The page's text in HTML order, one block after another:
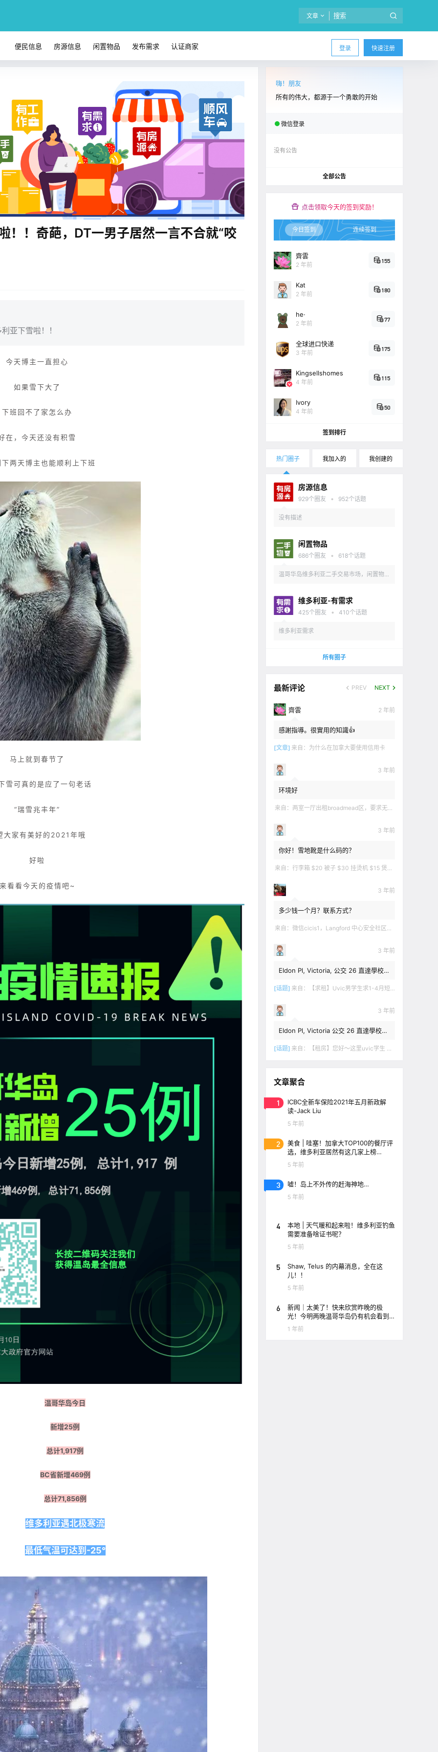
文章
登录 快速注册
便民信息 房源信息 闲置物品 发布需求 认证商家
！！奇葩，DT一男子居然一言不合就“咬
亚下雪啦！ ！
今天博主一直担心
如果雪下大了
下班回不了家怎么办
在，今天还没有积雪
下两天博主也能顺利上下班
马上就到春节了
雪可真的是应了一句老话
“瑞雪兆丰年”
大家有美好的2021年哦
好啦
看看今天的疫情吧~
温哥华岛今日
新增25例
总计1,917例
BC省新增469例
总计71,856例
维多利亚遇北极寒流
最低气温可达到-25°
嗨！朋友
所有的伟大，都源于一个勇敢的开始
微信登录
没有公告
全部公告
点击领取今天的签到奖励！
今日签到 连续签到
齊雲
2 年前
155
Kat
2 年前
180
he·
2 年前
77
全球进口快递
3 年前
175
Kingsellshomes
4 年前
115
Ivory
4 年前
50
签到排行
热门圈子 我加入的 我创建的
房源信息
929个圈友 • 952个话题
没有描述
闲置物品
686个圈友 • 618个话题
温哥华岛维多利亚二手交易市场，闲置物品
维多利亚-有需求
425个圈友 • 410个话题
维多利亚需求
所有圈子
最新评论 PREV NEXT
齊雲 2 年前
感謝指導。很實用的知識👍
[文章] 来自： 为什么在加拿大要使用信用卡
3 年前
环境好
来自： 两室一厅出租broadmead区，要求无烟无宠无麻无party，租金2200不包水电有意短信联系2508858496
3 年前
你好！雪地靴是什么码的？
来自： 行李箱 $20 被子 $30 挂烫机 $15 煲汤锅 $5 华夫饼机 $5 衣服 $5 雪地靴 $10 滑雪手套 $10 宜家衣物收纳 .
3 年前
多少钱一个月？联系方式？
来自： 微信cicis1，Langford 中心安全社区完全独立平地出入一室一厅一书房步行5分钟到公车站和商业圈 有后花园和.
3 年前
Eldon Pl, Victoria, 公交 26 直達學校，
[话题] 来自： 【求租】Uvic男学生求1-4月短租
3 年前
Eldon Pl, Victoria 公交 26 直達學校，
[话题] 来自： 【租房】您好～这里uvic学生 明年1月份开始 希望找个独立出入的 爱干净 谢谢！
文章聚合
1
ICBC全新车保险2021年五月新政解
读-Jack Liu
5 年前
2
美食 | 哇塞！加拿大TOP100的餐厅评
选，维多利亚居然有这几家上榜
了！！
5 年前
3 嘘！岛上不外传的赶海神地…
5 年前
4
本地 | 天气暖和起来啦！维多利亚钓鱼
需要准备啥证书呢？
5 年前
5
Shaw, Telus 的内幕消息，全在这
儿！！
5 年前
6
新闻｜太美了！快来欣赏昨晚的极
光！今明两晚温哥华岛仍有机会看到
极光哦！
1 年前